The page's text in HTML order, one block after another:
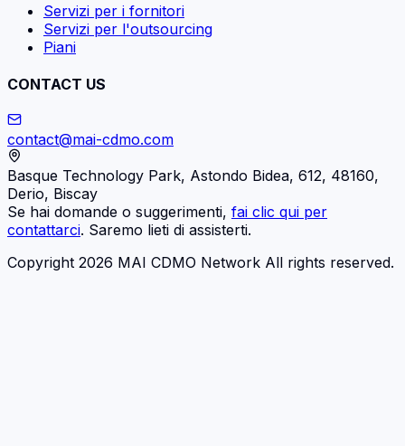
Servizi per i fornitori
Servizi per l'outsourcing
Piani
CONTACT US
contact@mai-cdmo.com
Basque Technology Park, Astondo Bidea, 612, 48160,
Derio, Biscay
Se hai domande o suggerimenti, fai clic qui per
contattarci. Saremo lieti di assisterti.
Copyright 2026 MAI CDMO Network All rights reserved.